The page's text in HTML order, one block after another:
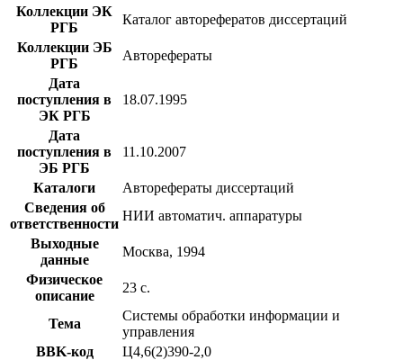
Коллекции ЭК
РГБ
Каталог авторефератов диссертаций
Коллекции ЭБ
РГБ
Авторефераты
Дата
поступления в
ЭК РГБ
18.07.1995
Дата
поступления в
ЭБ РГБ
11.10.2007
Каталоги
Авторефераты диссертаций
Сведения об
ответственности
НИИ автоматич. аппаратуры
Выходные
данные
Москва, 1994
Физическое
описание
23 с.
Тема
Системы обработки информации и
управления
BBK-код
Ц4,6(2)390-2,0